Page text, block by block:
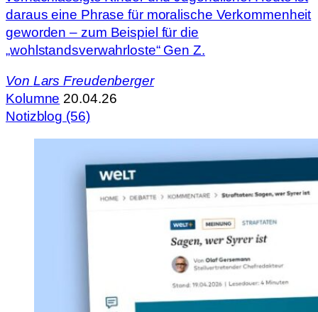
daraus eine Phrase für moralische Verkommenheit
geworden – zum Beispiel für die
„wohlstandsverwahrloste“ Gen Z.
Von Lars Freudenberger
Kolumne 20.04.26
Notizblog (56)